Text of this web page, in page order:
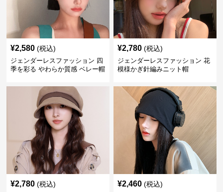
¥2,580 (税込)
ジェンダーレスファッション 四
季を彩る やわらか質感 ベレー帽
¥2,780 (税込)
ジェンダーレスファッション 花
模様かぎ針編みニット帽
¥2,780 (税込) ¥2,460 (税込)